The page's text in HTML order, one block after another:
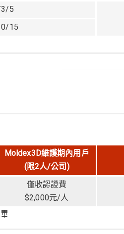
5
15
6 樓之 1 (國泰金融大樓)
24
號 14 樓之 1 (太子金融大樓)
11
Moldex3D維護期內用戶
(限2人/公司)
僅收認證費
$2,000元/人